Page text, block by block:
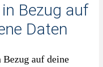
Bezug auf
Daten
auf deine